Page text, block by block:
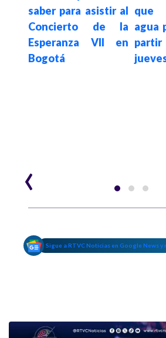
saber para asistir al
Concierto de la
Esperanza VII en
Bogotá
que
agua
‹
Sigue a RTVC Noticias en Google News